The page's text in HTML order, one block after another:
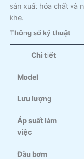
sản xuất hóa chất và
khe.
Thông số kỹ thuật
Chi tiết
Model
Lưu lượng
Áp suất làm
việc
Đầu bơm